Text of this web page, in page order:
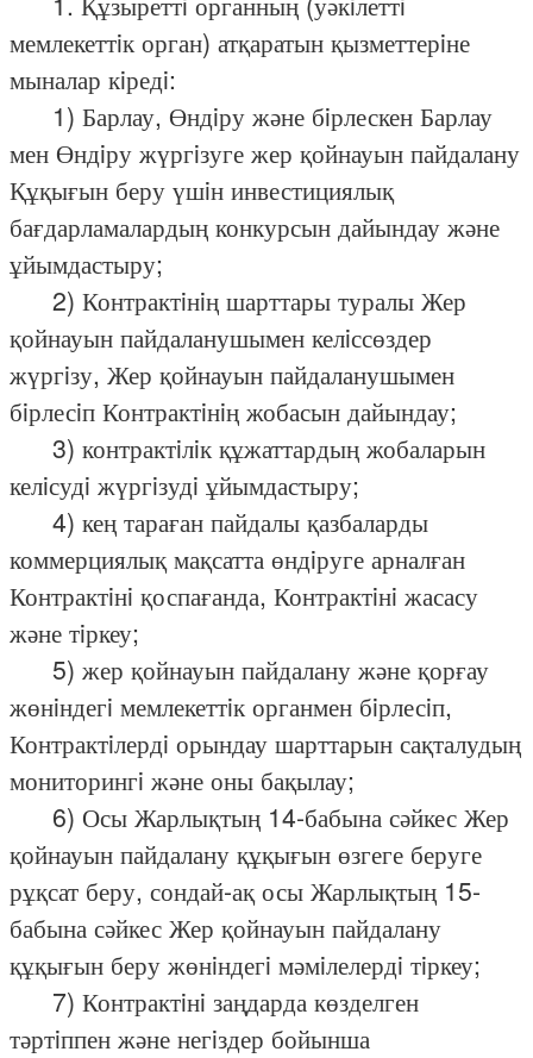
мемлекеттiк орган) атқаратын қызметтерiне
мыналар кiредi:
1) Барлау, Өндiру және бiрлескен Барлау
мен Өндiру жүргiзуге жер қойнауын пайдалану
Құқығын беру үшiн инвестициялық
бағдарламалардың конкурсын дайындау және
ұйымдастыру;
2) Контрактiнiң шарттары туралы Жер
қойнауын пайдаланушымен келiссөздер
жүргiзу, Жер қойнауын пайдаланушымен
бiрлесiп Контрактiнiң жобасын дайындау;
3) контрактiлiк құжаттардың жобаларын
келiсудi жүргiзудi ұйымдастыру;
4) кең тараған пайдалы қазбаларды
коммерциялық мақсатта өндiруге арналған
Контрактiнi қоспағанда, Контрактiнi жасасу
және тiркеу;
5) жер қойнауын пайдалану және қорғау
жөнiндегi мемлекеттiк органмен бiрлесiп,
Контрактiлердi орындау шарттарын сақталудың
мониторингi және оны бақылау;
6) Осы Жарлықтың 14-бабына сәйкес Жер
қойнауын пайдалану құқығын өзгеге беруге
рұқсат беру, сондай-ақ осы Жарлықтың 15-
бабына сәйкес Жер қойнауын пайдалану
құқығын беру жөнiндегi мәмiлелердi тiркеу;
7) Контрактiнi заңдарда көзделген
тәртiппен және негiздер бойынша